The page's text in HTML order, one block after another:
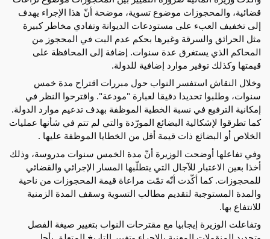
قضائية، والمحجوزات موضوع تسوية، موضحة أنّ هذا الإجراء يهدف
إلى تخفيف العبء على مستودعات الديوانة وتفادي مخاطر كبيرة
مثل الحرائق والسرقة وغيرها بحكم عدم البت في المحجوز من
المحاكم الذي يستغرق عدة سنوات. إضافة إلى المحافظة على
قيمتها وكذلك توفير موارد إضافية للدولة.
وخلال النقاش استفسر النواب حول مبررات اقتراح مدة خمس
سنوات، وطلبوا تحديدا دقيقا لعبارة "مودعة". واقترحوا النظر في
إمكانية الترفيع في نسبة الخطية الموظفة بهدف تدعيم موارد الدولة.
كما تطرقوا لإشكالية البضائع المورّدة والتي لم تتم في شأنها عمليات
الخلاص أو البضائع ذات قيمة أقل من الخطايا الموظفة عليها .
وفي تفاعلها أوضحت الوزيرة أنّ مدة الخمس سنوات مدروسة، وذلك
أخذا بعين الاعتبار للآجال التي يتطلّبها المسار الإجرائي والقضائي
للمحجوزات. كما أكّدت أنّه تمّت مراعاة قيمة المحجوزات من ناحية
والمدة المستوجبة لتقديم مطالب التسوية وسقف المدة الزمنية
للانتفاع بها.
وتفاعلت الوزيرة إيجابيا مع مقترحات النواب بتغيير صيغة الفصل